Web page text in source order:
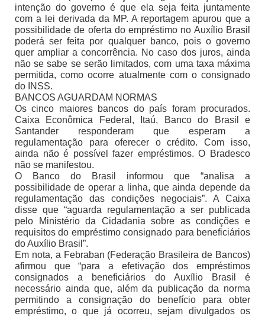
intenção do governo é que ela seja feita juntamente
com a lei derivada da MP. A reportagem apurou que a
possibilidade de oferta do empréstimo no Auxílio Brasil
poderá ser feita por qualquer banco, pois o governo
quer ampliar a concorrência. No caso dos juros, ainda
não se sabe se serão limitados, com uma taxa máxima
permitida, como ocorre atualmente com o consignado
do INSS.
BANCOS AGUARDAM NORMAS
Os cinco maiores bancos do país foram procurados.
Caixa Econômica Federal, Itaú, Banco do Brasil e
Santander responderam que esperam a
regulamentação para oferecer o crédito. Com isso,
ainda não é possível fazer empréstimos. O Bradesco
não se manifestou.
O Banco do Brasil informou que “analisa a
possibilidade de operar a linha, que ainda depende da
regulamentação das condições negociais”. A Caixa
disse que “aguarda regulamentação a ser publicada
pelo Ministério da Cidadania sobre as condições e
requisitos do empréstimo consignado para beneficiários
do Auxílio Brasil”.
Em nota, a Febraban (Federação Brasileira de Bancos)
afirmou que “para a efetivação dos empréstimos
consignados a beneficiários do Auxílio Brasil é
necessário ainda que, além da publicação da norma
permitindo a consignação do benefício para obter
empréstimo, o que já ocorreu, sejam divulgados os